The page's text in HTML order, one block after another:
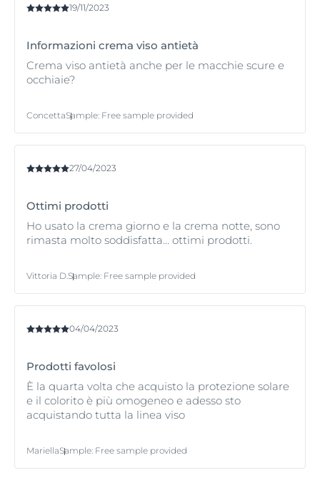
Per maggiori informazioni sulle diverse fasi
diverse età.
19/11/2023
Informazioni crema viso antietà
Crema viso antietà anche per le macchie scure e
occhiaie?
ConcettaSample: Free sample provided
27/04/2023
Ottimi prodotti
Ho usato la crema giorno e la crema notte, sono
rimasta molto soddisfatta... ottimi prodotti.
Vittoria D.Sample: Free sample provided
04/04/2023
Prodotti favolosi
È la quarta volta che acquisto la protezione solare
e il colorito è più omogeneo e adesso sto
acquistando tutta la linea viso
MariellaSample: Free sample provided